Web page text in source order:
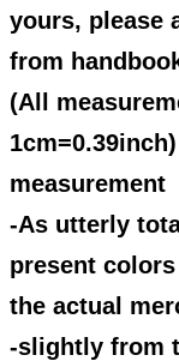
yours, please
from
(All
measurement
-As utterly
present
the actual
-slightly from